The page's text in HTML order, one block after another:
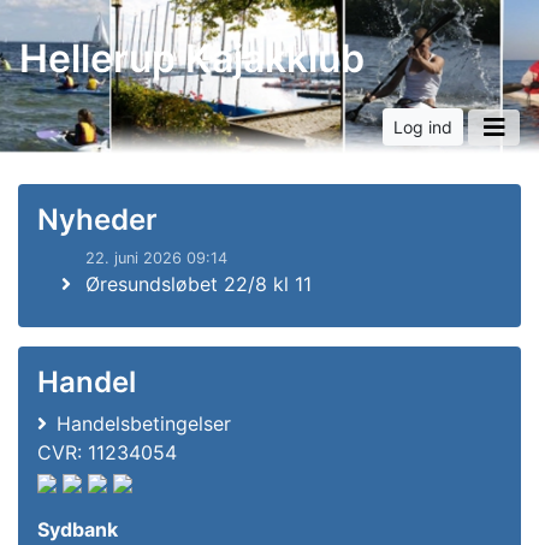
Hellerup Kajakklub
Log ind
Nyheder
22. juni 2026 09:14
Øresundsløbet 22/8 kl 11
Handel
Handelsbetingelser
CVR: 11234054
Sydbank